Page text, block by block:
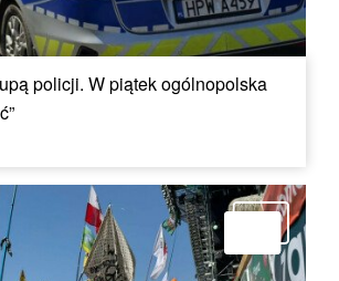
policji. W piątek ogólnopolska